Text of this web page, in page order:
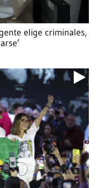
elige criminales,